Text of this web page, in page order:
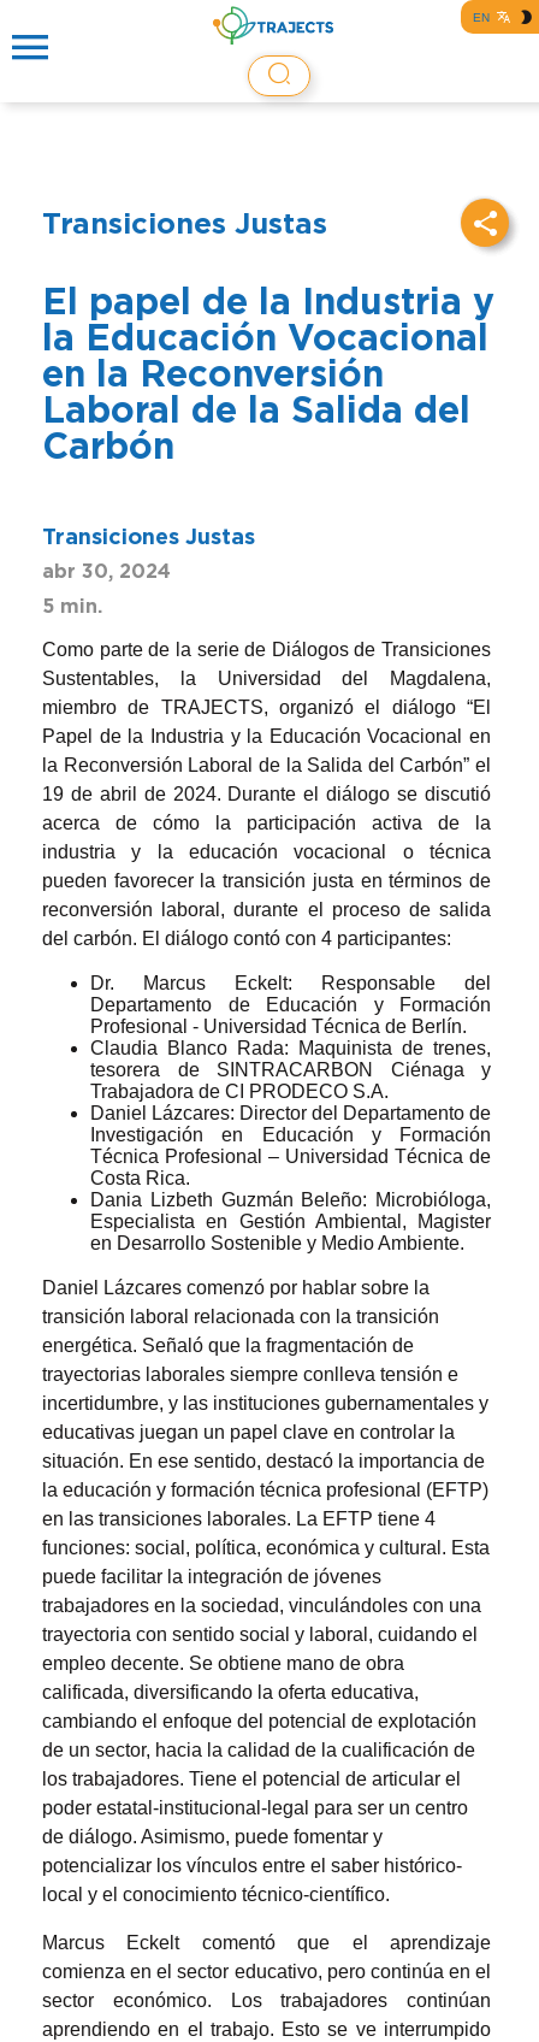
EN
Transiciones Justas
El papel de la Industria y
la Educación Vocacional
en la Reconversión
Laboral de la Salida del
Carbón
Transiciones Justas
abr 30, 2024
5 min.
Como parte de la serie de Diálogos de Transiciones
Sustentables, la Universidad del Magdalena,
miembro de TRAJECTS, organizó el diálogo “El
Papel de la Industria y la Educación Vocacional en
la Reconversión Laboral de la Salida del Carbón” el
19 de abril de 2024. Durante el diálogo se discutió
acerca de cómo la participación activa de la
industria y la educación vocacional o técnica
pueden favorecer la transición justa en términos de
reconversión laboral, durante el proceso de salida
del carbón. El diálogo contó con 4 participantes:
Dr. Marcus Eckelt: Responsable del
Departamento de Educación y Formación
Profesional - Universidad Técnica de Berlín.
Claudia Blanco Rada: Maquinista de trenes,
tesorera de SINTRACARBON Ciénaga y
Trabajadora de CI PRODECO S.A.
Daniel Lázcares: Director del Departamento de
Investigación en Educación y Formación
Técnica Profesional – Universidad Técnica de
Costa Rica.
Dania Lizbeth Guzmán Beleño: Microbióloga,
Especialista en Gestión Ambiental, Magister
en Desarrollo Sostenible y Medio Ambiente.
Daniel Lázcares comenzó por hablar sobre la
transición laboral relacionada con la transición
energética. Señaló que la fragmentación de
trayectorias laborales siempre conlleva tensión e
incertidumbre, y las instituciones gubernamentales y
educativas juegan un papel clave en controlar la
situación. En ese sentido, destacó la importancia de
la educación y formación técnica profesional (EFTP)
en las transiciones laborales. La EFTP tiene 4
funciones: social, política, económica y cultural. Esta
puede facilitar la integración de jóvenes
trabajadores en la sociedad, vinculándoles con una
trayectoria con sentido social y laboral, cuidando el
empleo decente. Se obtiene mano de obra
calificada, diversificando la oferta educativa,
cambiando el enfoque del potencial de explotación
de un sector, hacia la calidad de la cualificación de
los trabajadores. Tiene el potencial de articular el
poder estatal-institucional-legal para ser un centro
de diálogo. Asimismo, puede fomentar y
potencializar los vínculos entre el saber histórico-
local y el conocimiento técnico-científico.
Marcus Eckelt comentó que el aprendizaje
comienza en el sector educativo, pero continúa en el
sector económico. Los trabajadores continúan
aprendiendo en el trabajo. Esto se ve interrumpido